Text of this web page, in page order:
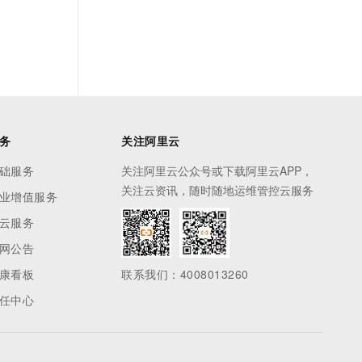
服务
增值服务
服务
公告
看板
中心
关注阿里云
关注阿里云公众号或下载阿里云APP，
关注云资讯，随时随地运维管控云服务
联系我们：4008013260